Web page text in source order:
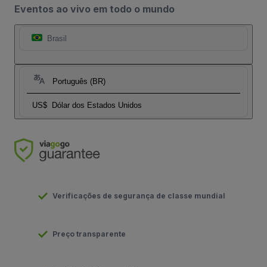
Eventos ao vivo em todo o mundo
Brasil
Português (BR)
US$ Dólar dos Estados Unidos
Verificações de segurança de classe mundial
Preço transparente